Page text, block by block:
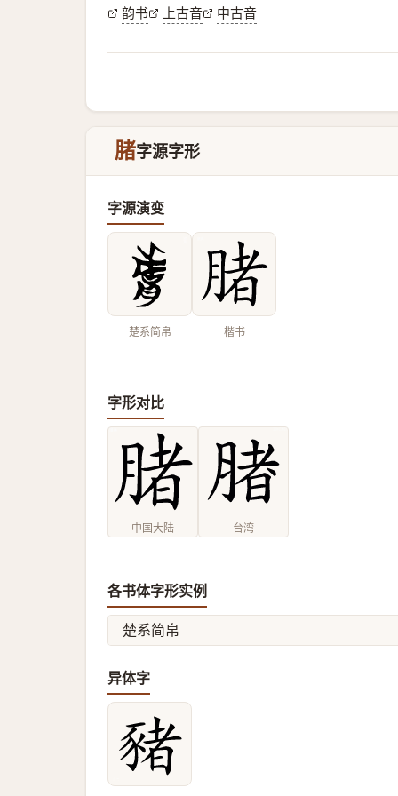
韵书 上古音 中古音
䐗字源字形
字源演变
楚系简帛 楷书
字形对比
中国大陆 台湾
各书体字形实例
楚系简帛
异体字